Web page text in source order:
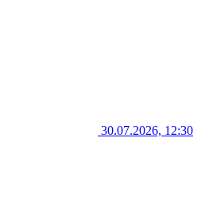
30.07.2026, 12:30